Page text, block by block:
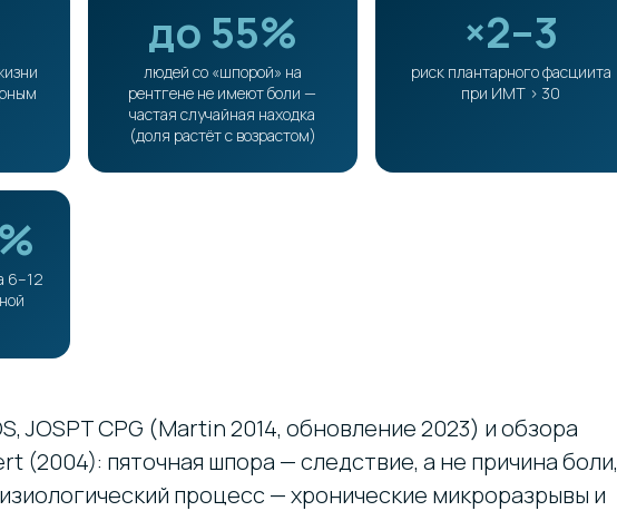
до 55%
людей со «шпорой» на
рентгене не имеют боли —
частая случайная находка
(доля растёт с возрастом)
×2–3
риск плантарного фасциита
при ИМТ > 30
6–12
JOSPT CPG (Martin 2014, обновление 2023) и обзора
(2004): пяточная шпора — следствие, а не причина боли,
процесс — хронические микроразрывы и